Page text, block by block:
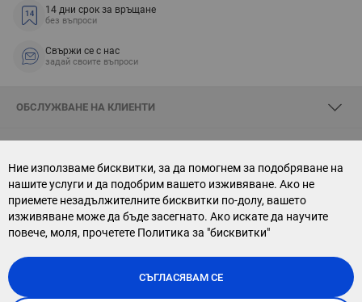
Ние използваме бисквитки, за да помогнем за подобряване на
нашите услуги и да подобрим вашето изживяване. Ако не
приемете незадължителните бисквитки по-долу, вашето
изживяване може да бъде засегнато. Ако искате да научите
повече, моля, прочетете Политика за "бисквитки"
СЪГЛАСЯВАМ СЕ
14 дни срок за връщане
без въпроси
Свържи се с нас
задай своите въпроси
ОБСЛУЖВАНЕ НА КЛИЕНТИ
СВЪРЖИ СЕ С НАС
АБОНАМЕНТ ЗА БЮЛЕТИН